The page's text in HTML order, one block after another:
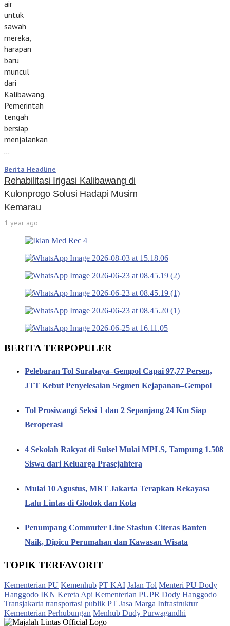
air
untuk
sawah
mereka,
harapan
baru
muncul
dari
Kalibawang.
Pemerintah
tengah
bersiap
menjalankan
…
Berita Headline
Rehabilitasi Irigasi Kalibawang di
Kulonprogo Solusi Hadapi Musim
Kemarau
1 year ago
BERITA TERPOPULER
Pelebaran Tol Surabaya–Gempol Capai 97,77 Persen,
JTT Kebut Penyelesaian Segmen Kejapanan–Gempol
Tol Prosiwangi Seksi 1 dan 2 Sepanjang 24 Km Siap
Beroperasi
4 Sekolah Rakyat di Sulsel Mulai MPLS, Tampung 1.508
Siswa dari Keluarga Prasejahtera
Mulai 10 Agustus, MRT Jakarta Terapkan Rekayasa
Lalu Lintas di Glodok dan Kota
Penumpang Commuter Line Stasiun Citeras Banten
Naik, Dipicu Perumahan dan Kawasan Wisata
TOPIK TERFAVORIT
Kementerian PU Kemenhub PT KAI Jalan Tol Menteri PU Dody
Hanggodo IKN Kereta Api Kementerian PUPR Dody Hanggodo
Transjakarta transportasi publik PT Jasa Marga Infrastruktur
Kementerian Perhubungan Menhub Dudy Purwagandhi